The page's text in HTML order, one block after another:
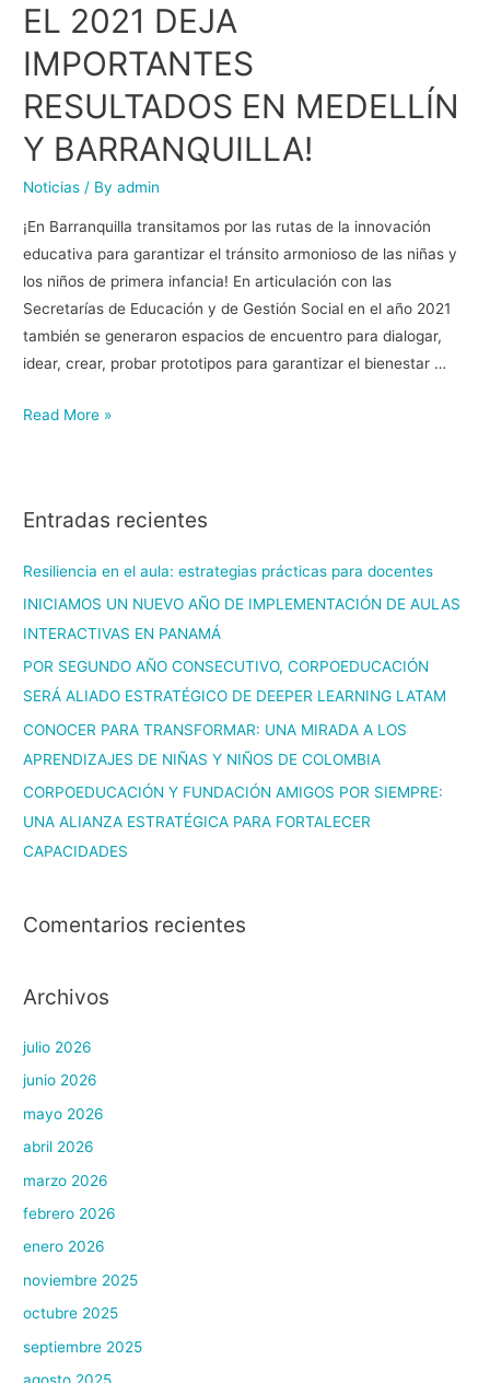
EL 2021 DEJA
IMPORTANTES
RESULTADOS EN MEDELLÍN
Y BARRANQUILLA!
Noticias / Byadmin
¡En Barranquilla transitamos por las rutas de la innovación
educativa para garantizar el tránsito armonioso de las niñas y
los niños de primera infancia! En articulación con las
Secretarías de Educación y de Gestión Social en el año 2021
también se generaron espacios de encuentro para dialogar,
idear, crear, probar prototipos para garantizar el bienestar …
Read More »
Entradas recientes
Resiliencia en el aula: estrategias prácticas para docentes
INICIAMOS UN NUEVO AÑO DE IMPLEMENTACIÓN DE AULAS
INTERACTIVAS EN PANAMÁ
POR SEGUNDO AÑO CONSECUTIVO, CORPOEDUCACIÓN
SERÁ ALIADO ESTRATÉGICO DE DEEPER LEARNING LATAM
CONOCER PARA TRANSFORMAR: UNA MIRADA A LOS
APRENDIZAJES DE NIÑAS Y NIÑOS DE COLOMBIA
CORPOEDUCACIÓN Y FUNDACIÓN AMIGOS POR SIEMPRE:
UNA ALIANZA ESTRATÉGICA PARA FORTALECER
CAPACIDADES
Comentarios recientes
Archivos
julio 2026
junio 2026
mayo 2026
abril 2026
marzo 2026
febrero 2026
enero 2026
noviembre 2025
octubre 2025
septiembre 2025